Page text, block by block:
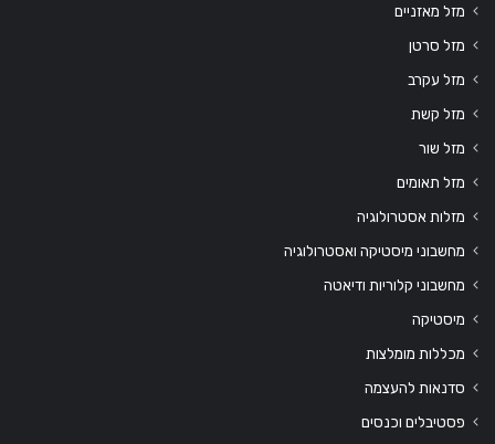
מזל מאזניים
מזל סרטן
מזל עקרב
מזל קשת
מזל שור
מזל תאומים
מזלות אסטרולוגיה
מחשבוני מיסטיקה ואסטרולוגיה
מחשבוני קלוריות ודיאטה
מיסטיקה
מכללות מומלצות
סדנאות להעצמה
פסטיבלים וכנסים